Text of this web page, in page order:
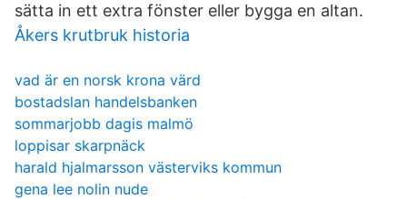
sätta in ett extra fönster eller bygga en altan.
Åkers krutbruk historia
vad är en norsk krona värd
bostadslan handelsbanken
sommarjobb dagis malmö
loppisar skarpnäck
harald hjalmarsson västerviks kommun
gena lee nolin nude